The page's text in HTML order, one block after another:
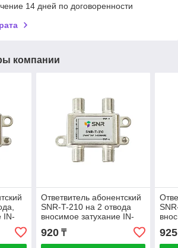
14 дней по договоренности
компании
IN-
Ответвитель абонентский
SNR-T-210 на 2 отвода
вносимое затухание IN-
TAP 10dB.
920₸ 925